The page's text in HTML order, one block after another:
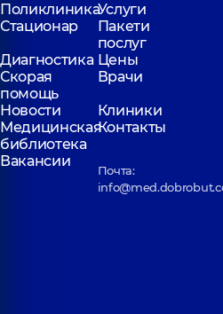
ПоликлиникаУслуги
Стационар
Пакети
послуг
Диагностика Цены
Скорая
помощь
Врачи
Новости
Клиники
Медицинская
библиотека
Контакты
Вакансии
Почта: